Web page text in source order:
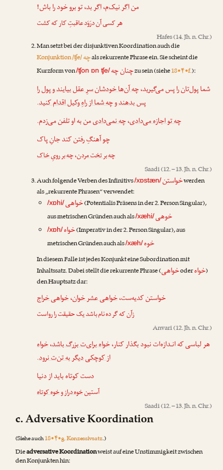
مناگر نیک‌م،اگر بد، تو برو خود را باش!
هر کسی آن درَوَد عاقبتِ کار که کشت
Hafes(14. Jh. n. Chr.)
Man setzt bei der disjunktiven Koordination auch die
Konjunktion /ʧe/چهals rekurrente Phrase ein. Sie scheint die
Kurzform von/ʧon ɒn ʧe/چنان چهzu sein (siehe18•۴•f.):
شما پول‌تان را پس می‌گیرید،چه آن‌ها خودشان سرِ عقل بیایند و پول را
پس بدهندوچه شما از راهِ وکیل اقدام کنید.
چه تو اجازه می‌دادی،چه نمی‌دادیمن به او تلفن می‌زدم.
چو آهنگِ رفتن کند جانِ پاک
چه بر تخت مردن،چه بر رویِ خاک
Saadi(12. – 13. Jh. n. Chr.)
Auch folgende Verben des Infinitivs/xɒstæn/خواستنwerden
als „rekurrente Phrasen“ verwendet:
/xɒhi/خواهی(Potentialis Präsens in der 2. Person Singular),
aus metrischen Gründen auch als/xæhi/خوهی
/xɒh/خواه(Imperativ in der 2. Person Singular), aus
metrischen Gründen auch als/xæh/خوه
In diesem Falle ist jedes Konjunkt eine Subordination mit
Inhaltssatz. Dabei stellt die rekurrente Phrase (خواهیoderخواه)
den Hauptsatz dar:
خواستن کدیه‌ست،خواهی عشر خوان،خواهی خراج
زآن که گر ده نام باشد یک حقیقت را رواست
Anvari(12. Jh. n. Chr.)
هر لباسی که انـدازه‌ات نبود بگذار کنار،خواه برای‌ت بزرگ باشد،خواه
از کوچکی دیگر به تن‌ت نرود.
دست کوتاه باید از دنیا
آستینخوه درازوخوه کوتاه
Saadi(12. – 13. Jh. n. Chr.)
c. Adversative Koordination
(Siehe auch18•۴•g. Konzessivsatz.)
Dieadversative Koordinationweist auf eine Unstimmigkeit zwischen
den Konjunkten hin: